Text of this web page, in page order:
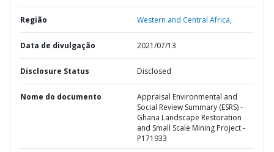
Região Western and Central Africa,
Data de divulgação 2021/07/13
Disclosure Status Disclosed
Nome do documento
Appraisal Environmental and
Social Review Summary (ESRS) -
Ghana Landscape Restoration
and Small Scale Mining Project -
P171933